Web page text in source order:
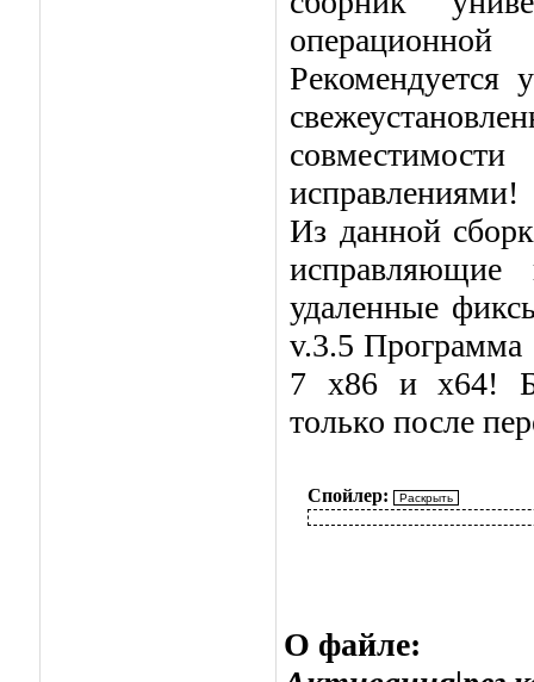
Рекомендуется
исправлениями!
Из данной
удаленные
v.3.5 Программа
7 x86 и x64!
только после
Спойлер:
О файле: